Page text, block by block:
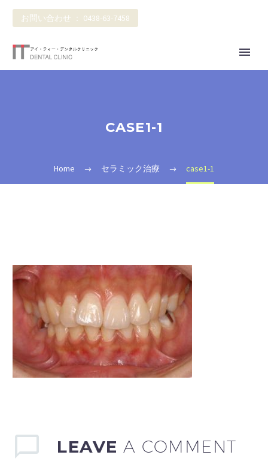
お問い合わせ ： 0438-63-7458
CASE1-1
Home セラミック治療 case1-1
LEAVE A COMMENT